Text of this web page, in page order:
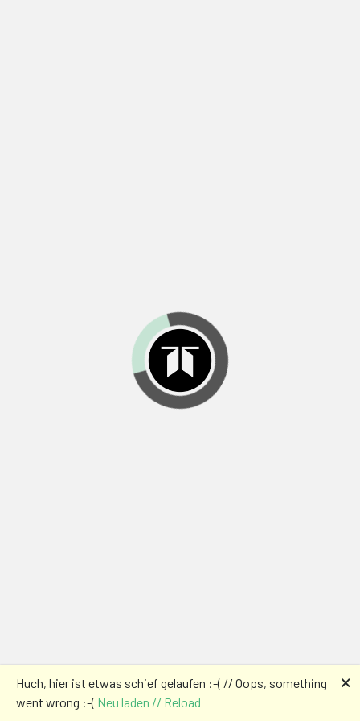
Huch, hier ist etwas schief gelaufen :-( // Oops, something
went wrong :-( Neu laden // Reload
🗙